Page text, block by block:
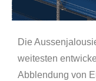
Die
weitesten
Abblendung von